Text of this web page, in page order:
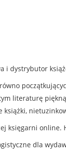
i dystrybutor
literaturę
książki,
księgarni
dla